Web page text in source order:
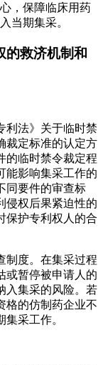
，保障临床用药
当期集采。
的救济机制和
利法》关于临时禁
裁定标准的认定方
的临时禁令裁定程
能影响集采工作的
同要件的审查标
侵权后果紧迫性的
保护专利权人的合
制度。在集采过程
或暂停被申请人的
入集采的风险。若
格的仿制药企业不
采工作。